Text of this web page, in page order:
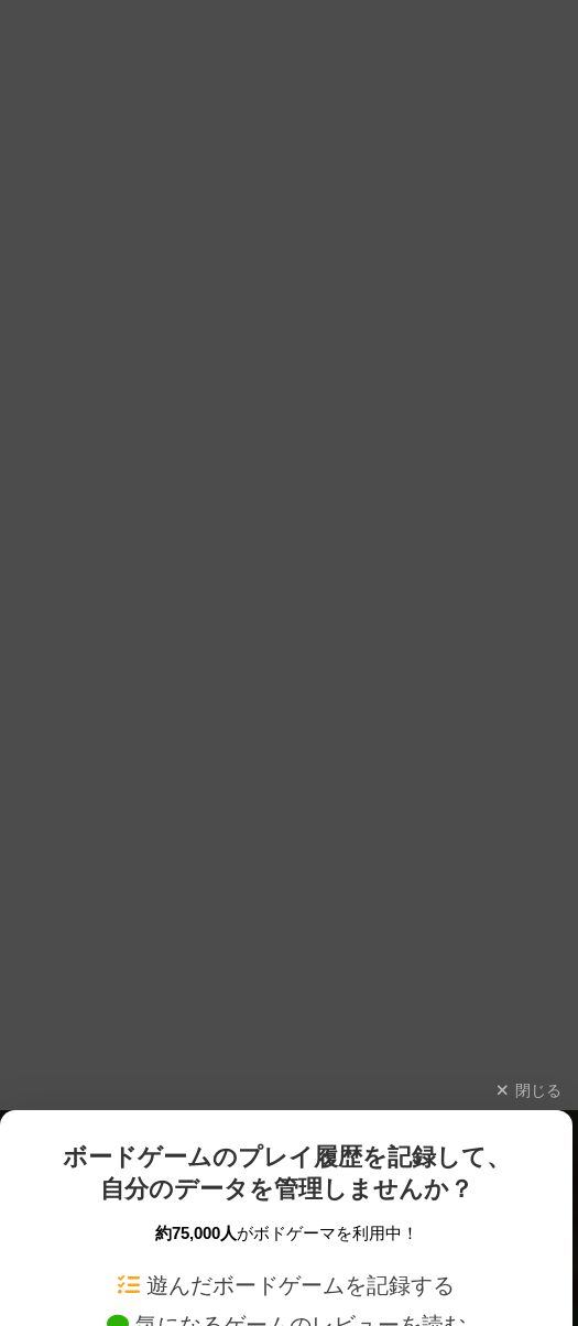
閉じる
ボードゲームのプレイ履歴を記録して、
自分のデータを管理しませんか？
約75,000人がボドゲーマを利用中！
遊んだボードゲームを記録する